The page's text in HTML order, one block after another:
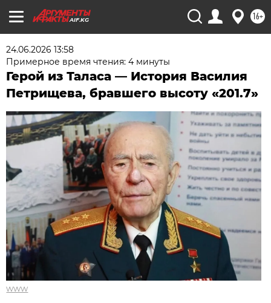
AIF.KG 16+
24.06.2026 13:58
Примерное время чтения: 4 минуты
Герой из Таласа — История Василия
Петрищева, бравшего высоту «201.7»
www